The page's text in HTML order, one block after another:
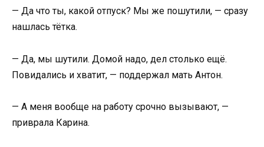
— Да что ты, какой отпуск? Мы же пошутили, — сразу
нашлась тётка.
— Да, мы шутили. Домой надо, дел столько ещё.
Повидались и хватит, — поддержал мать Антон.
— А меня вообще на работу срочно вызывают, —
приврала Карина.